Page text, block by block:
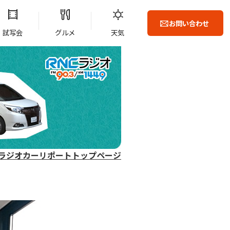
試写会 グルメ 天気
お問い合わせ
ジオカーリポートトップページ